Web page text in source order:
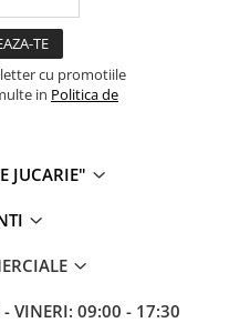
cu promotiile
in Politica de
JUCARIE"
VINERI: 09:00 - 17:30